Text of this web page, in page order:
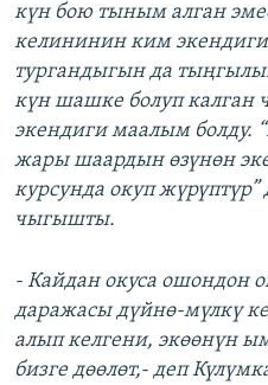
күн бою тыным алган
келининин ким
тургандыгын да
күн шашке болуп калган
экендиги маалым болду.
жары шаардын өзүнөн
курсунда окуп
чыгышты.
- Кайдан окуса ошондон
даражасы дүйнө-мүлкү
алып келгени, экөөнүн
бизге дөөлөт,- деп